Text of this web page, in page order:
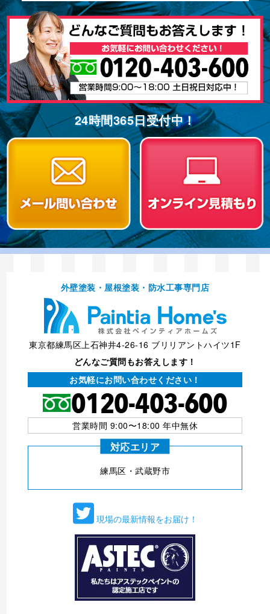
24時間365⽇受付中！
外壁塗装・屋根塗装・防⽔⼯事専⾨店
東京都練馬区上石神井4-26-16 ブリリアントハイツ1F
どんなご質問もお答えします！
お気軽にお問い合わせください！
営業時間 9:00〜18:00 年中無休
対応エリア
練⾺区・武蔵野市
現場の最新情報をお届け！